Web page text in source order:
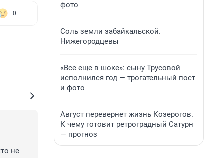
0
не
фото
Соль земли забайкальской.
Нижегородцевы
«Все еще в шоке»: сыну Трусовой
исполнился год — трогательный пост
и фото
Август перевернет жизнь Козерогов.
К чему готовит ретроградный Сатурн
— прогноз